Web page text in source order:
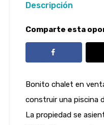
Descripción
Comparte esta
Bonito chalet en
construir una piscina
La propiedad se